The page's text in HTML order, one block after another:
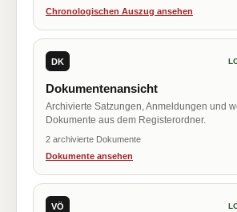
Chronologischen Auszug ansehen
DK
Dokumentenansicht
Archivierte Satzungen, Anmeldungen und
Dokumente aus dem Registerordner.
2 archivierte Dokumente
Dokumente ansehen
VÖ